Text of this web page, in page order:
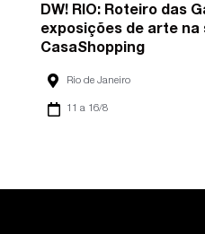
DW! RIO: Roteiro das
exposições de arte na
CasaShopping
Rio de Janeiro
11 a 16/8